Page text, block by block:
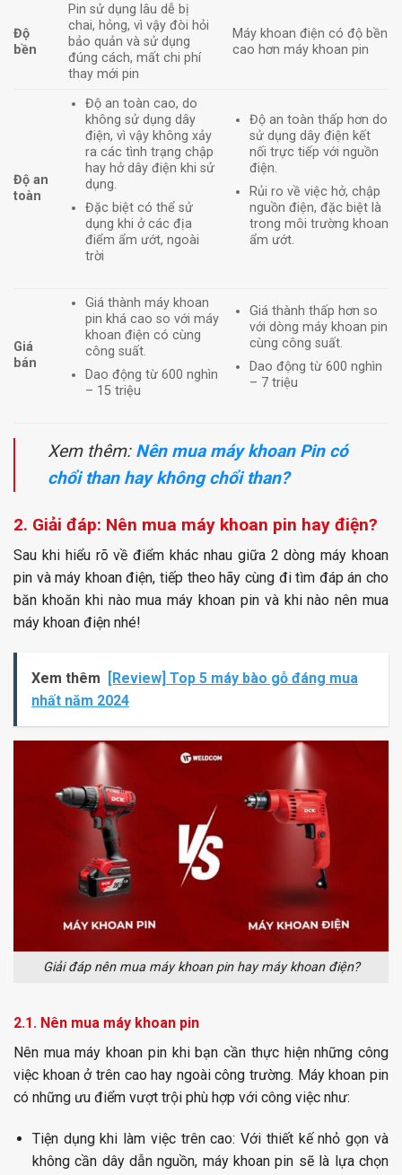
Độ
bền
Pin sử dụng lâu dễ bị
chai, hỏng, vì vậy đòi hỏi
bảo quản và sử dụng
đúng cách, mất chi phí
thay mới pin
Máy khoan điện có độ bền
cao hơn máy khoan pin
Độ an
toàn
Độ an toàn cao, do
không sử dụng dây
điện, vì vậy không xảy
ra các tình trạng chập
hay hở dây điện khi sử
dụng.
Đặc biệt có thể sử
dụng khi ở các địa
điểm ẩm ướt, ngoài
trời
Độ an toàn thấp hơn do
sử dụng dây điện kết
nối trực tiếp với nguồn
điện.
Rủi ro về việc hở, chập
nguồn điện, đặc biệt là
trong môi trường khoan
ẩm ướt.
Giá
bán
Giá thành máy khoan
pin khá cao so với máy
khoan điện có cùng
công suất.
Dao động từ 600 nghìn
– 15 triệu
Giá thành thấp hơn so
với dòng máy khoan pin
cùng công suất.
Dao động từ 600 nghìn
– 7 triệu
Xem thêm: Nên mua máy khoan Pin có
chổi than hay không chổi than?
2. Giải đáp: Nên mua máy khoan pin hay điện?
Sau khi hiểu rõ về điểm khác nhau giữa 2 dòng máy khoan
pin và máy khoan điện, tiếp theo hãy cùng đi tìm đáp án cho
băn khoăn khi nào mua máy khoan pin và khi nào nên mua
máy khoan điện nhé!
Xem thêm
[Review] Top 5 máy bào gỗ đáng mua
nhất năm 2024
Giải đáp nên mua máy khoan pin hay máy khoan điện?
2.1. Nên mua máy khoan pin
Nên mua máy khoan pin khi bạn cần thực hiện những công
việc khoan ở trên cao hay ngoài công trường. Máy khoan pin
có những ưu điểm vượt trội phù hợp với công việc như:
Tiện dụng khi làm việc trên cao: Với thiết kế nhỏ gọn và
không cần dây dẫn nguồn, máy khoan pin sẽ là lựa chọn